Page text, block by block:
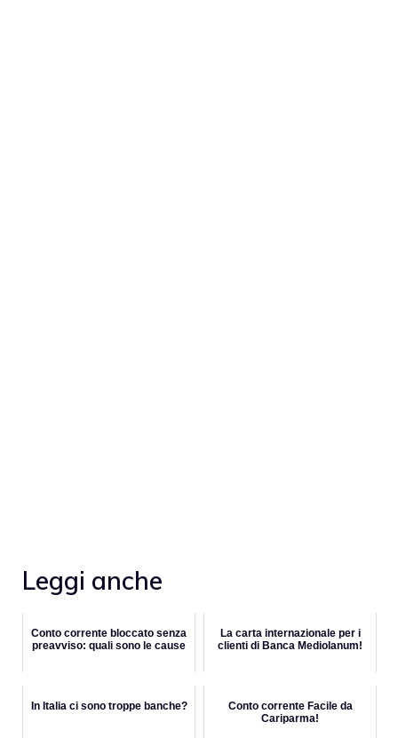
Leggi anche
Conto corrente bloccato senza
preavviso: quali sono le cause
La carta internazionale per i
clienti di Banca Mediolanum!
In Italia ci sono troppe banche?
Conto corrente Facile da
Cariparma!